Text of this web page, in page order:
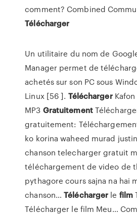
comment? Combined
Télécharger
Un utilitaire du nom de
Manager permet de
achetés sur son PC sous
Linux [56 ]. TéléchargerKafon
MP3 Gratuitement
gratuitement:
ko korina waheed murad
chanson telecharger gratuit
téléchargement de video de
pythagore cours sajna na hai
chanson…Télécharger le film
Télécharger le film Meu…